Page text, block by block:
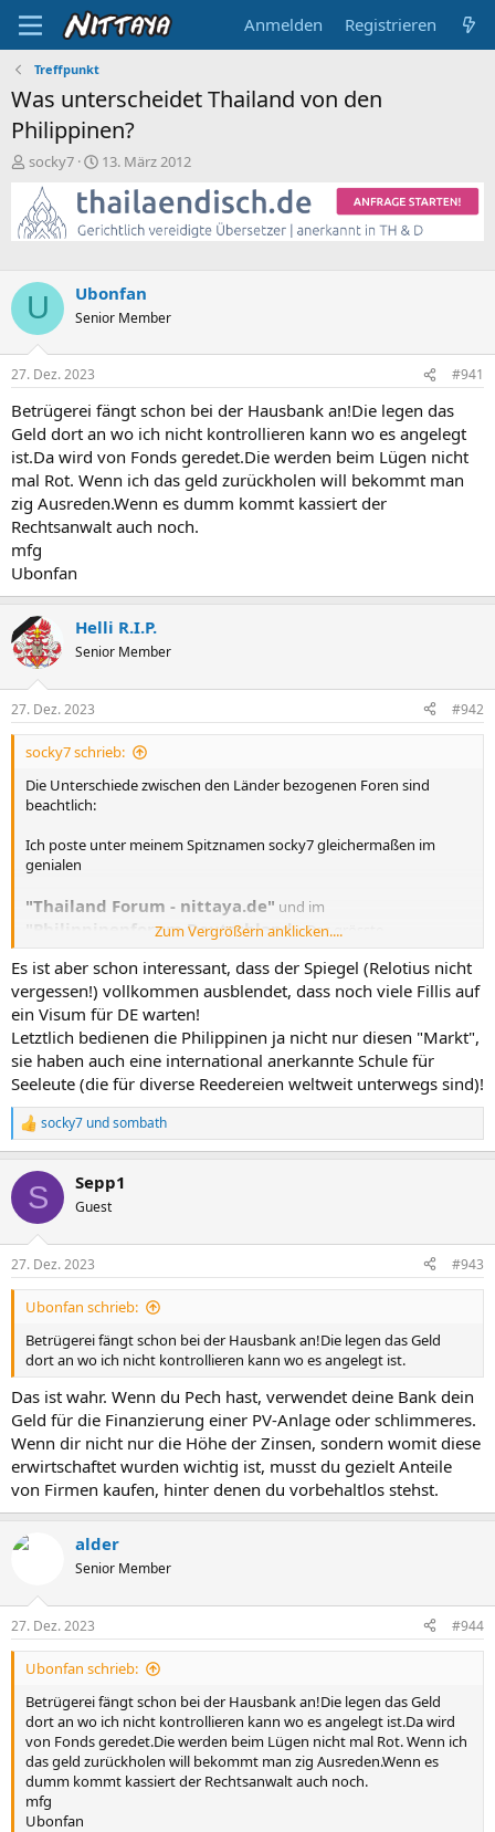
Anmelden Registrieren
Treffpunkt
Was unterscheidet Thailand von den
Philippinen?
E
s
t
e
l
e
r
socky7
E
s
t
e
t
a
13. März 2012
U Ubonfan
Senior Member
27. Dez. 2023 #941
Betrügerei fängt schon bei der Hausbank an!Die legen das
Geld dort an wo ich nicht kontrollieren kann wo es angelegt
ist.Da wird von Fonds geredet.Die werden beim Lügen nicht
mal Rot. Wenn ich das geld zurückholen will bekommt man
zig Ausreden.Wenn es dumm kommt kassiert der
Rechtsanwalt auch noch.
mfg
Ubonfan
Helli R.I.P.
Senior Member
27. Dez. 2023 #942
socky7 schrieb:
Die Unterschiede zwischen den Länder bezogenen Foren sind
beachtlich:
Ich poste unter meinem Spitznamen socky7 gleichermaßen im
genialen
"Thailand Forum - nittaya.de" und im
"Philippinenforum Deutschland -Das grösste
deutschsprachige Diskussionsforum über die Philippinen".
Während meine Beiträge im nittaya noch nie gelöscht wurden, ist
das im Philippinenforum relativ häufig.
Ein Grund liegt offenbar darin, dass ein wichtiger Moderator oder
mehrere Moderatoren im Philippinenforum mit dem deutschen
Konsulat in Manila und/oder mit dem Goethe-Institut Manila
verbandelt sein könnten (ich drücke mich einmal sehr vorsichtig
aus). Da scheine ich offenbar bei der Moderation dauerhaft in
Ungnade gefallen zu sein.
Heute wurde mein nicht zu beanstandender Beitrag über
philippinische Pflegekräfte in Deutschland gelöscht. Dieser Link
erschien eine halbe Stunde darauf ungelöscht von einem anderen
Mitglied im Philippinenforum:
Pflege: Warum Deutschland Arbeitskräfte aus den Philippinen
rekrutiert
Zensur gibt es nicht nur bei deutschen Leitmedien, sondern auch in
sozialen Netzwerken!
Zum Vergrößern anklicken....
Es ist aber schon interessant, dass der Spiegel (Relotius nicht
vergessen!) vollkommen ausblendet, dass noch viele Fillis auf
ein Visum für DE warten!
Letztlich bedienen die Philippinen ja nicht nur diesen "Markt",
sie haben auch eine international anerkannte Schule für
Seeleute (die für diverse Reedereien weltweit unterwegs sind)!
R
e
k
i
e
n
socky7 undsombath
S Sepp1
Guest
27. Dez. 2023 #943
Ubonfan schrieb:
Betrügerei fängt schon bei der Hausbank an!Die legen das Geld
dort an wo ich nicht kontrollieren kann wo es angelegt ist.
Das ist wahr. Wenn du Pech hast, verwendet deine Bank dein
Geld für die Finanzierung einer PV-Anlage oder schlimmeres.
Wenn dir nicht nur die Höhe der Zinsen, sondern womit diese
erwirtschaftet wurden wichtig ist, musst du gezielt Anteile
von Firmen kaufen, hinter denen du vorbehaltlos stehst.
alder
Senior Member
27. Dez. 2023 #944
Ubonfan schrieb:
Betrügerei fängt schon bei der Hausbank an!Die legen das Geld
dort an wo ich nicht kontrollieren kann wo es angelegt ist.Da wird
von Fonds geredet.Die werden beim Lügen nicht mal Rot. Wenn ich
das geld zurückholen will bekommt man zig Ausreden.Wenn es
dumm kommt kassiert der Rechtsanwalt auch noch.
mfg
Ubonfan